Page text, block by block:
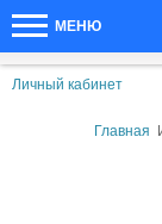
МЕНЮ
Личный кабинет
Главная